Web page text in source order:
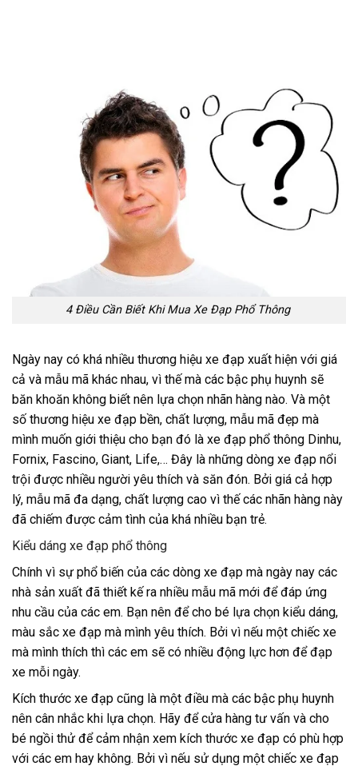
4 Điều Cần Biết Khi Mua Xe Đạp Phổ Thông
Ngày nay có khá nhiều thương hiệu xe đạp xuất hiện với giá
cả và mẫu mã khác nhau, vì thế mà các bậc phụ huynh sẽ
băn khoăn không biết nên lựa chọn nhãn hàng nào. Và một
số thương hiệu xe đạp bền, chất lượng, mẫu mã đẹp mà
mình muốn giới thiệu cho bạn đó là xe đạp phổ thông Dinhu,
Fornix, Fascino, Giant, Life,… Đây là những dòng xe đạp nổi
trội được nhiều người yêu thích và săn đón. Bởi giá cả hợp
lý, mẫu mã đa dạng, chất lượng cao vì thế các nhãn hàng này
đã chiếm được cảm tình của khá nhiều bạn trẻ.
Kiểu dáng xe đạp phổ thông
Chính vì sự phổ biến của các dòng xe đạp mà ngày nay các
nhà sản xuất đã thiết kế ra nhiều mẫu mã mới để đáp ứng
nhu cầu của các em. Bạn nên để cho bé lựa chọn kiểu dáng,
màu sắc xe đạp mà mình yêu thích. Bởi vì nếu một chiếc xe
mà mình thích thì các em sẽ có nhiều động lực hơn để đạp
xe mỗi ngày.
Kích thước xe đạp cũng là một điều mà các bậc phụ huynh
nên cân nhắc khi lựa chọn. Hãy để cửa hàng tư vấn và cho
bé ngồi thử để cảm nhận xem kích thước xe đạp có phù hợp
với các em hay không. Bởi vì nếu sử dụng một chiếc xe đạp